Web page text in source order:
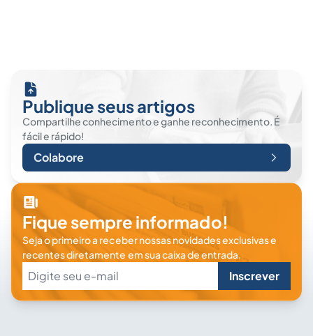
Publique seus artigos
Compartilhe conhecimento e ganhe reconhecimento. É
fácil e rápido!
Colabore
Fique sempre informado!
Seja o primeiro a receber nossas novidades exclusivas e
recentes diretamente em sua caixa de entrada.
Inscrever